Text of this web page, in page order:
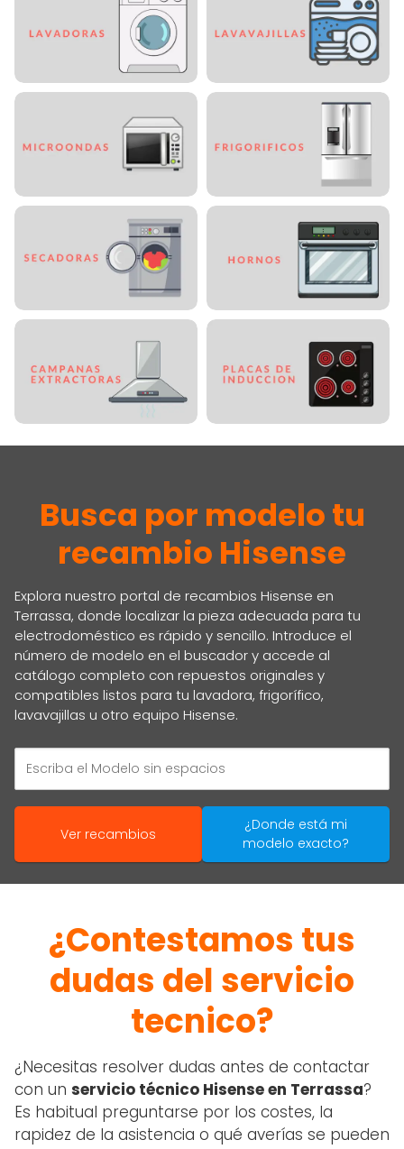
Busca por modelo tu
recambio Hisense
Explora nuestro portal de recambios Hisense en
Terrassa, donde localizar la pieza adecuada para tu
electrodoméstico es rápido y sencillo. Introduce el
número de modelo en el buscador y accede al
catálogo completo con repuestos originales y
compatibles listos para tu lavadora, frigorífico,
lavavajillas u otro equipo Hisense.
Ver recambios
¿Donde está mi
modelo exacto?
¿Contestamos tus
dudas del servicio
tecnico?
¿Necesitas resolver dudas antes de contactar
con un servicio técnico Hisense en Terrassa?
Es habitual preguntarse por los costes, la
rapidez de la asistencia o qué averías se pueden